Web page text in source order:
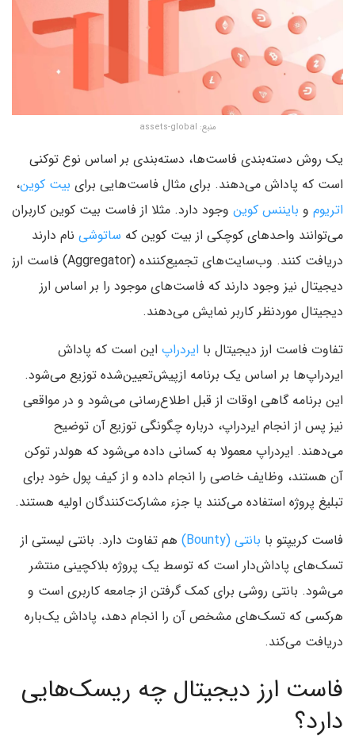
منبع: assets-global
یک روش دسته‌بندی فاست‌ها، دسته‌بندی بر اساس نوع توکنی
است که پاداش می‌دهند. برای مثال فاست‌هایی برای بیت کوین،
اتریوم و بایننس کوین وجود دارد. مثلا از فاست بیت کوین کاربران
می‌توانند واحدهای کوچکی از بیت کوین که ساتوشی نام دارند
دریافت کنند. وب‌سایت‌های تجمیع‌کننده (Aggregator) فاست ارز
دیجیتال نیز وجود دارند که فاست‌های موجود را بر اساس ارز
دیجیتال موردنظر کاربر نمایش می‌دهند.
تفاوت فاست ارز دیجیتال با ایردراپ این است که پاداش
ایردراپ‌ها بر اساس یک برنامه ازپیش‌تعیین‌شده توزیع می‌شود.
این برنامه گاهی اوقات از قبل اطلاع‌رسانی می‌شود و در مواقعی
نیز پس از انجام ایردراپ، درباره چگونگی توزیع آن توضیح
می‌دهند. ایردراپ معمولا به کسانی داده می‌شود که هولدر توکن
آن هستند، وظایف خاصی را انجام داده و از کیف پول خود برای
تبلیغ پروژه استفاده می‌کنند یا جزء مشارکت‌کنندگان اولیه هستند.
فاست کریپتو با بانتی‌ (Bounty)
هم تفاوت دارد. بانتی لیستی از
تسک‌های پاداش‌دار است که توسط یک پروژه بلاکچینی منتشر
می‌شود. بانتی روشی برای کمک گرفتن از جامعه کاربری است و
هرکسی که تسک‌های مشخص آن را انجام دهد، پاداش یک‌باره
دریافت می‌کند.
فاست ارز دیجیتال چه ریسک‌هایی
دارد؟